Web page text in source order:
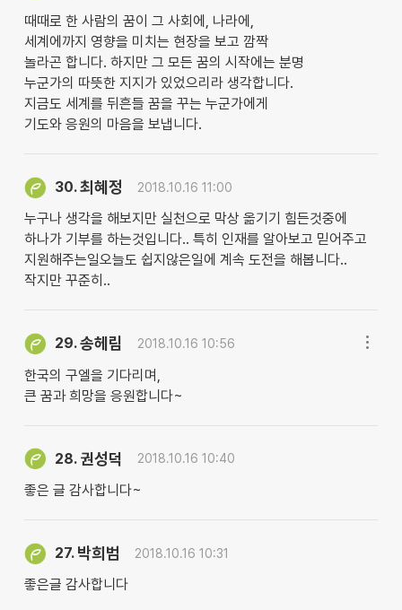
때때로 한 사람의 꿈이 그 사회에, 나라에,
세계에까지 영향을 미치는 현장을 보고 깜짝
놀라곤 합니다. 하지만 그 모든 꿈의 시작에는 분명
누군가의 따뜻한 지지가 있었으리라 생각합니다.
지금도 세계를 뒤흔들 꿈을 꾸는 누군가에게
기도와 응원의 마음을 보냅니다.
30.최혜정 2018.10.16 11:00
누구나 생각을 해보지만 실천으로 막상 옮기기 힘든것중에
하나가 기부를 하는것입니다.. 특히 인재를 알아보고 믿어주고
지원해주는일오늘도 쉽지않은일에 계속 도전을 해봅니다..
작지만 꾸준히..
29.송헤림 2018.10.16 10:56
한국의 구엘을 기다리며,
큰 꿈과 희망을 응원합니다~
28. 권성덕 2018.10.16 10:40
좋은 글 감사합니다~
27. 박희범 2018.10.16 10:31
좋은글 감사합니다